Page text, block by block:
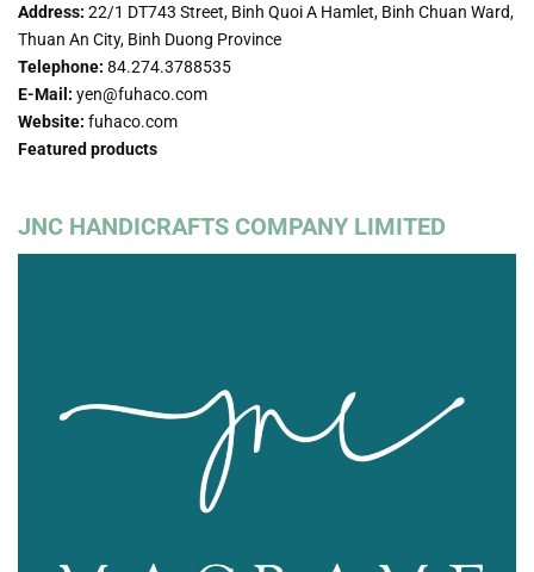
Address: 22/1 DT743 Street, Binh Quoi A Hamlet, Binh Chuan Ward,
Thuan An City, Binh Duong Province
Telephone: 84.274.3788535
E-Mail: yen@fuhaco.com
Website: fuhaco.com
Featured products
JNC HANDICRAFTS COMPANY LIMITED